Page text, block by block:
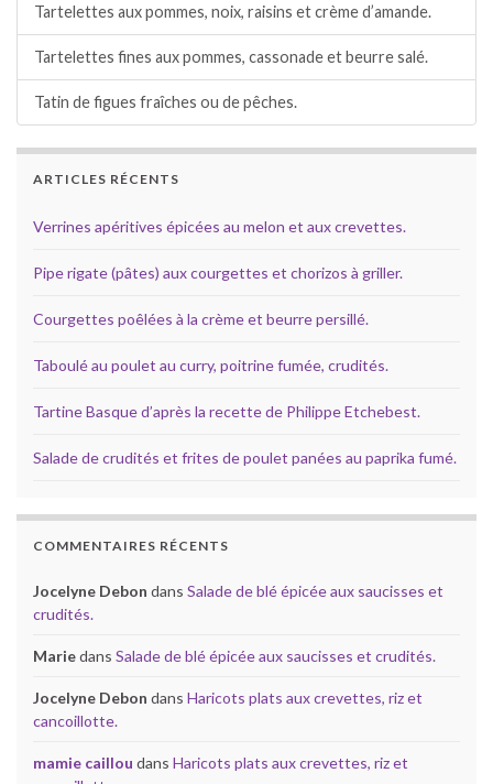
Tartelettes aux pommes, noix, raisins et crème d’amande.
Tartelettes fines aux pommes, cassonade et beurre salé.
Tatin de figues fraîches ou de pêches.
ARTICLES RÉCENTS
Verrines apéritives épicées au melon et aux crevettes.
Pipe rigate (pâtes) aux courgettes et chorizos à griller.
Courgettes poêlées à la crème et beurre persillé.
Taboulé au poulet au curry, poitrine fumée, crudités.
Tartine Basque d’après la recette de Philippe Etchebest.
Salade de crudités et frites de poulet panées au paprika fumé.
COMMENTAIRES RÉCENTS
Jocelyne Debon dans Salade de blé épicée aux saucisses et
crudités.
Mariedans Salade de blé épicée aux saucisses et crudités.
Jocelyne Debon dans Haricots plats aux crevettes, riz et
cancoillotte.
mamie caillou dans Haricots plats aux crevettes, riz et